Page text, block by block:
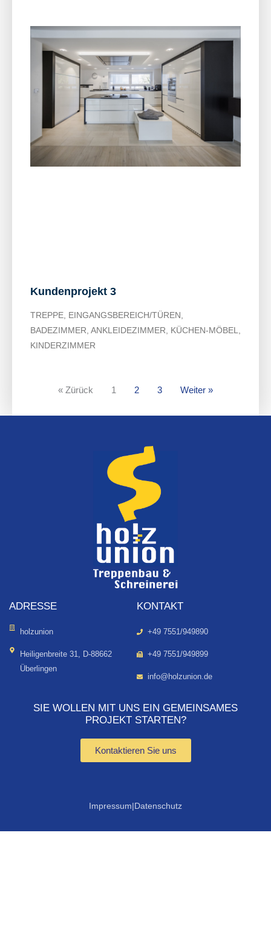
Kundenprojekt 3
TREPPE, EINGANGSBEREICH/TÜREN,
BADEZIMMER, ANKLEIDEZIMMER, KÜCHEN-MÖBEL,
KINDERZIMMER​
« Zürück 1 2 3 Weiter »
ADRESSE
holzunion
Heiligenbreite 31, D-88662
Überlingen
KONTAKT
+49 7551/949890
+49 7551/949899
info@holzunion.de
SIE WOLLEN MIT UNS EIN GEMEINSAMES
PROJEKT STARTEN?
Kontaktieren Sie uns
Impressum|Datenschutz